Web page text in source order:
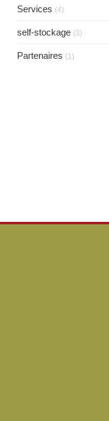
Services (4)
self-stockage (3)
Partenaires (1)